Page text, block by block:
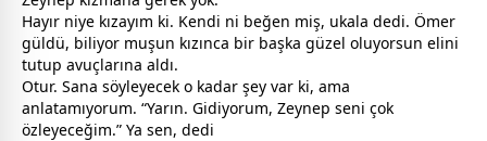
Hayır niye kızayım ki. Kendi ni beğen miş, ukala dedi. Ömer
güldü, biliyor muşun kızınca bir başka güzel oluyorsun elini
tutup avuçlarına aldı.
Otur. Sana söyleyecek o kadar şey var ki, ama
anlatamıyorum. “Yarın. Gidiyorum, Zeynep seni çok
özleyeceğim.” Ya sen, dedi